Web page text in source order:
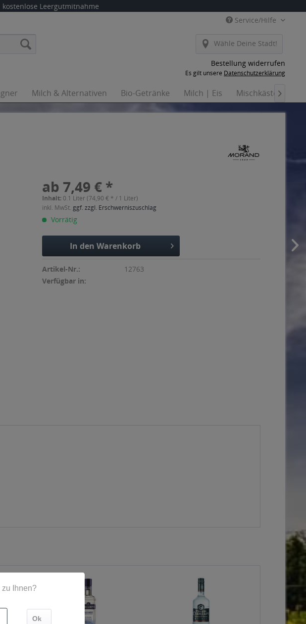
kostenlose Leergutmitnahme
Service/Hilfe
Wähle Deine Stadt!
Bestellung widerrufen
Es gilt unsere Datenschutzerklärung
Milch & Alternativen Bio-Getränke Milch | Eis Mischkästen

ab 7,49 € *
Inhalt: 0.1 Liter (74,90 € * / 1 Liter)
inkl. MwSt. ggf. zzgl. Erschwerniszuschlag
Vorrätig
In den Warenkorb
Artikel-Nr.:
12763
Verfügbar in: